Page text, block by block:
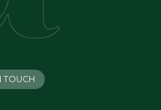
TOUCH